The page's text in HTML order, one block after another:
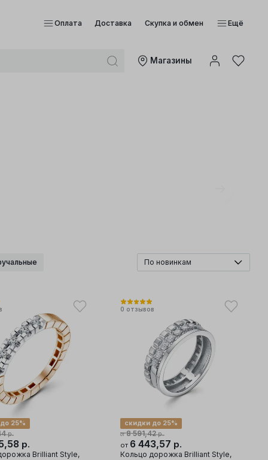
Оплата Доставка Скупка и обмен Ещё
Mагазины
По новинкам
р.
25%
р.
Brilliant Style,
0 отзывов
от8 591,42р.
скидки до 25%
от 6 443,57 р.
Кольцо дорожка Brilliant Style,